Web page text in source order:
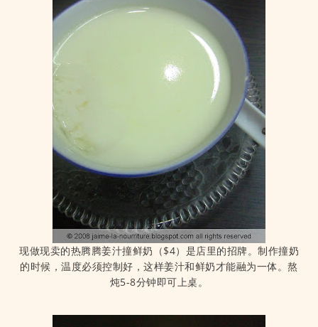
现做现卖的热腾腾姜汁撞鲜奶（$4）是店里的招牌。制作撞奶
的时候，温度必须控制好，这样姜汁和鲜奶才能融为一体。熬
炖5-8分钟即可上桌。